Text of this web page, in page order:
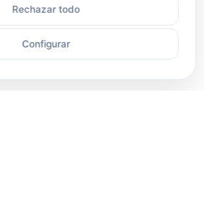
Rechazar todo
Configurar